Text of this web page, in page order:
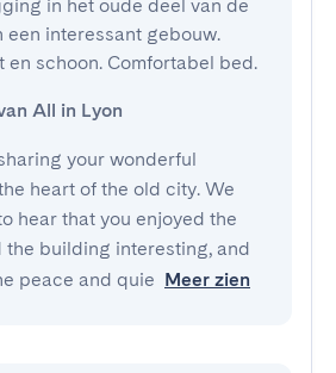
in het oude deel van de
een interessant gebouw.
en schoon. Comfortabel bed.
All in Lyon
your wonderful
heart of the old city. We
hear that you enjoyed the
the building interesting, and
peace and quie Meer zien